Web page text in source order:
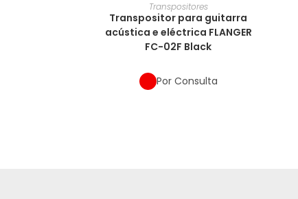
Transpositores
Transpositor para guitarra
acústica e eléctrica FLANGER
FC-02F Black
Por Consulta